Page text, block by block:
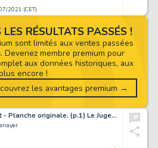
2021 (CET)
Ric Hochet - Planche originale. (p.1) Le Jugement de Dieu - Hommage Ã Ric Hochet - (1985)
RÉSULTATS PASSÉS !
sont limités aux ventes passées
. Devenez membre premium pour
aux données historiques, aux
encore !
les avantages premium →